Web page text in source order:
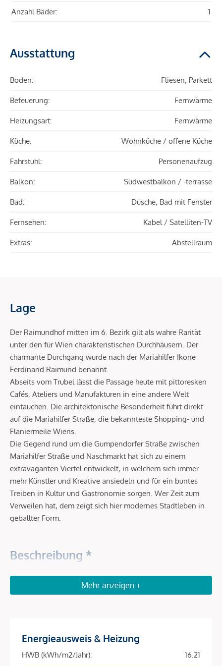
Anzahl Bäder: 1
Ausstattung
Boden: Fliesen, Parkett
Befeuerung: Fernwärme
Heizungsart: Fernwärme
Küche: Wohnküche / offene Küche
Fahrstuhl: Personenaufzug
Balkon: Südwestbalkon / -terrasse
Bad: Dusche, Bad mit Fenster
Fernsehen: Kabel / Satelliten-TV
Extras: Abstellraum
Lage
Der Raimundhof mitten im 6. Bezirk gilt als wahre Rarität
unter den für Wien charakteristischen Durchhäusern. Der
charmante Durchgang wurde nach der Mariahilfer Ikone
Ferdinand Raimund benannt.
Abseits vom Trubel lässt die Passage heute mit pittoresken
Cafés, Ateliers und Manufakturen in eine andere Welt
eintauchen. Die architektonische Besonderheit führt direkt
auf die Mariahilfer Straße, die bekannteste Shopping- und
Flaniermeile Wiens.
Die Gegend rund um die Gumpendorfer Straße zwischen
Mariahilfer Straße und Naschmarkt hat sich zu einem
extravaganten Viertel entwickelt, in welchem sich immer
mehr Künstler und Kreative ansiedeln und für ein buntes
Treiben in Kultur und Gastronomie sorgen. Wer Zeit zum
Verweilen hat, dem zeigt sich hier modernes Stadtleben in
geballter Form.
Beschreibung *
VORSORGEN in SERVICED APARTMENTS – Das RAY
Mieterträge sowie für einen sorgenfreien Rundum-Service.
Mehr anzeigen +
Energieausweis & Heizung
HWB (kWh/m2/Jahr):
16.21